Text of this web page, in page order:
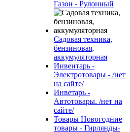
Газон - Рулонный
Садовая техника,
бензиновая,
аккумуляторная
Инвентарь -
Электротовары - /нет
на сайте/
Инветарь -
Автотовары. /нет на
сайте/
Товары Новогодние
товары - Гирлянды-